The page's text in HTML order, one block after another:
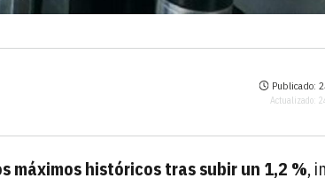
Publicado:
Actualizado:
máximos históricos tras subir un 1,2 %,